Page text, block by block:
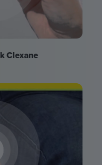
Clexane